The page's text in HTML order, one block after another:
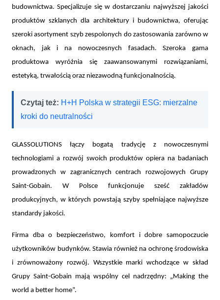
budownictwa. Specjalizuje się w dostarczaniu najwyższej jakości
produktów szklanych dla architektury i budownictwa, oferując
szeroki asortyment szyb zespolonych do zastosowania zarówno w
oknach, jak i na nowoczesnych fasadach. Szeroka gama
produktowa wyróżnia się zaawansowanymi rozwiązaniami,
estetyką, trwałością oraz niezawodną funkcjonalnością.
Czytaj też: H+H Polska w strategii ESG: mierzalne
kroki do neutralności
GLASSOLUTIONS łączy bogatą tradycję z nowoczesnymi
technologiami a rozwój swoich produktów opiera na badaniach
prowadzonych w zagranicznych centrach rozwojowych Grupy
Saint-Gobain. W Polsce funkcjonuje sześć zakładów
produkcyjnych, w których powstają szyby spełniające najwyższe
standardy jakości.
Firma dba o bezpieczeństwo, komfort i dobre samopoczucie
użytkowników budynków. Stawia również na ochronę środowiska
i zrównoważony rozwój. Wszystkie marki wchodzące w skład
Grupy Saint-Gobain mają wspólny cel nadrzędny: „Making the
world a better home”.